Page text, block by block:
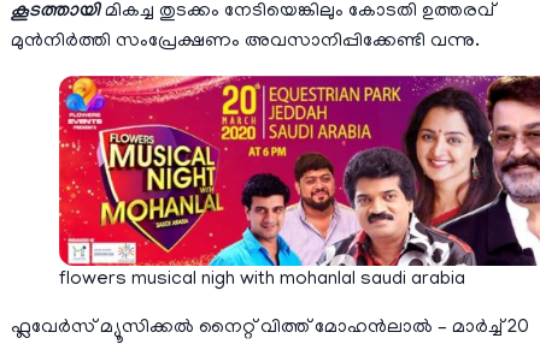
കൂടത്തായിമികച്ച തുടക്കം നേടിയെങ്കിലും കോടതി ഉത്തരവ്
മുന്‍നിര്‍ത്തി സംപ്രേക്ഷണം അവസാനിപ്പിക്കേണ്ടി വന്നു.
flowers musical nigh with mohanlal saudi arabia
ഫ്ലവേര്‍സ് മ്യൂസിക്കല്‍ നൈറ്റ് വിത്ത്‌ മോഹന്‍ലാല്‍ – മാര്‍ച്ച്‌ 20